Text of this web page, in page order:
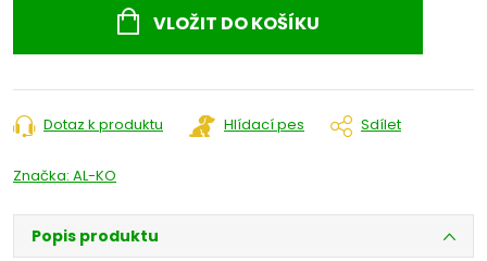
VLOŽIT DO KOŠÍKU
Dotaz k produktu Hlídací pes Sdílet
Značka: AL-KO
Popis produktu